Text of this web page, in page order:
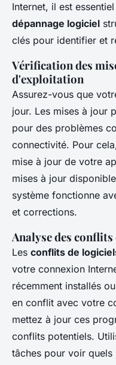
Internet, il est
dépannage logiciel
clés pour identifier et
Vérification des
d'exploitation
Assurez-vous que
jour. Les mises à jour
pour des problèmes
connectivité. Pour
mise à jour de votre
mises à jour
système fonctionne
et corrections.
Analyse des
Les conflits de
votre connexion
récemment installés
en conflit avec votre
mettez à jour ces
conflits potentiels.
tâches pour voir